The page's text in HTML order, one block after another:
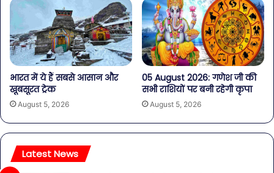
भारत में ये हैं सबसे आसान और
खूबसूरत ट्रेक
August 5, 2026
05 August 2026: गणेश जी की
सभी राशियों पर बनी रहेगी कृपा
August 5, 2026
Latest News